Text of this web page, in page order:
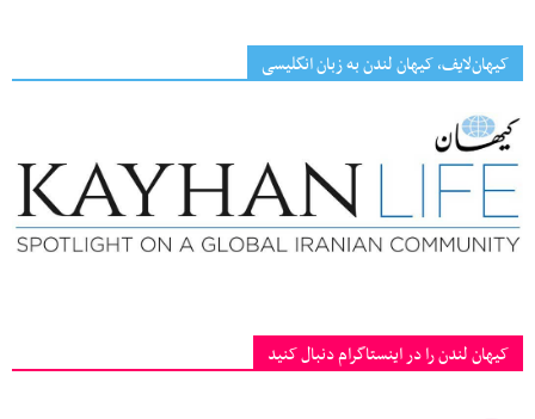
کیهان‌لایف، کیهان لندن به زبان انگلیسی
کیهان لندن را در اینستاگرام دنبال کنید